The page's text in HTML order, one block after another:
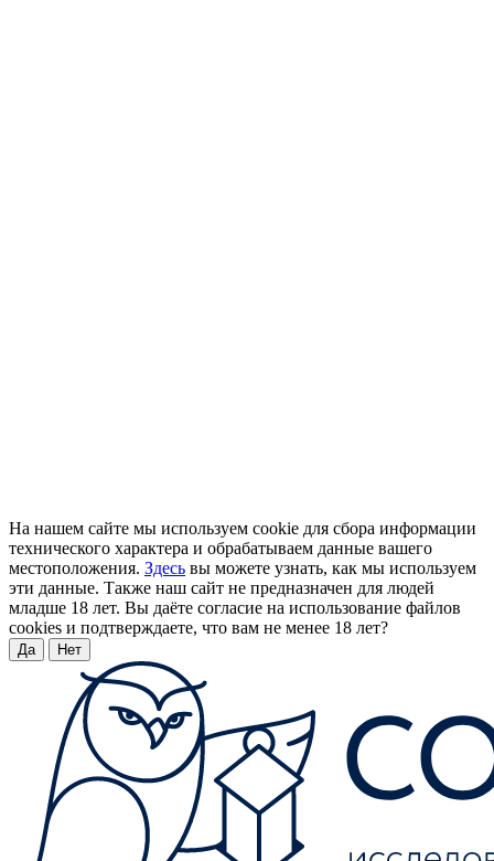
На нашем сайте мы используем cookie для сбора информации
технического характера и обрабатываем данные вашего
местоположения. Здесь вы можете узнать, как мы используем
эти данные. Также наш сайт не предназначен для людей
младше 18 лет. Вы даёте согласие на использование файлов
cookies и подтверждаете, что вам не менее 18 лет?
Да Нет